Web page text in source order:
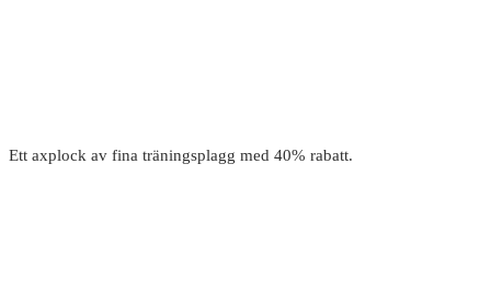
Ett axplock av fina träningsplagg med 40% rabatt.